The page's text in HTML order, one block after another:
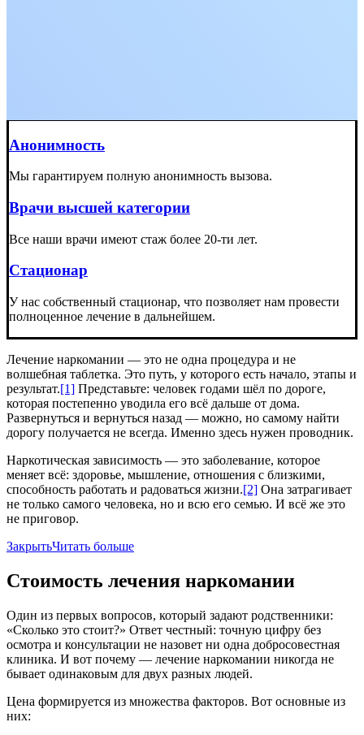
Анонимность
Мы гарантируем полную анонимность вызова.
Врачи высшей категории
Все наши врачи имеют стаж более 20-ти лет.
Стационар
У нас собственный стационар, что позволяет нам провести
полноценное лечение в дальнейшем.
Лечение наркомании — это не одна процедура и не
волшебная таблетка. Это путь, у которого есть начало, этапы и
результат.[1] Представьте: человек годами шёл по дороге,
которая постепенно уводила его всё дальше от дома.
Развернуться и вернуться назад — можно, но самому найти
дорогу получается не всегда. Именно здесь нужен проводник.
Наркотическая зависимость — это заболевание, которое
меняет всё: здоровье, мышление, отношения с близкими,
способность работать и радоваться жизни.[2] Она затрагивает
не только самого человека, но и всю его семью. И всё же это
не приговор.
ЗакрытьЧитать больше
Стоимость лечения наркомании
Один из первых вопросов, который задают родственники:
«Сколько это стоит?» Ответ честный: точную цифру без
осмотра и консультации не назовет ни одна добросовестная
клиника. И вот почему — лечение наркомании никогда не
бывает одинаковым для двух разных людей.
Цена формируется из множества факторов. Вот основные из
них: